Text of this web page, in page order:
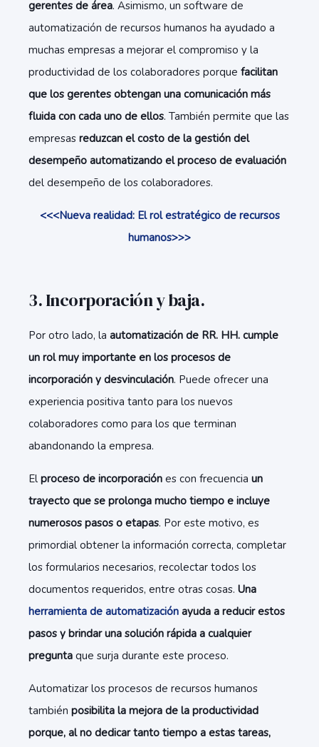
gerentes de área. Asimismo, un software de
automatización de recursos humanos ha ayudado a
muchas empresas a mejorar el compromiso y la
productividad de los colaboradores porque facilitan
que los gerentes obtengan una comunicación más
fluida con cada uno de ellos. También permite que las
empresas reduzcan el costo de la gestión del
desempeño automatizando el proceso de evaluación
del desempeño de los colaboradores.
<<<Nueva realidad: El rol estratégico de recursos
humanos>>>
3. Incorporación y baja.
Por otro lado, la automatización de RR. HH. cumple
un rol muy importante en los procesos de
incorporación y desvinculación. Puede ofrecer una
experiencia positiva tanto para los nuevos
colaboradores como para los que terminan
abandonando la empresa.
El proceso de incorporación es con frecuencia un
trayecto que se prolonga mucho tiempo e incluye
numerosos pasos o etapas. Por este motivo, es
primordial obtener la información correcta, completar
los formularios necesarios, recolectar todos los
documentos requeridos, entre otras cosas. Una
herramienta de automatización ayuda a reducir estos
pasos y brindar una solución rápida a cualquier
pregunta que surja durante este proceso.
Automatizar los procesos de recursos humanos
también posibilita la mejora de la productividad
porque, al no dedicar tanto tiempo a estas tareas,